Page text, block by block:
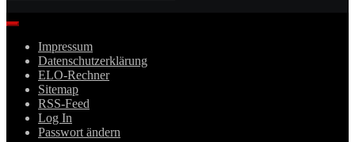
Impressum
Datenschutzerklärung
ELO-Rechner
Sitemap
RSS-Feed
Log In
Passwort ändern